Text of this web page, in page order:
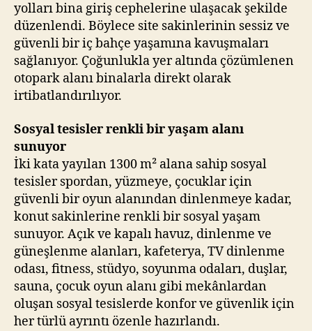
yolları bina giriş cephelerine ulaşacak şekilde
düzenlendi. Böylece site sakinlerinin sessiz ve
güvenli bir iç bahçe yaşamına kavuşmaları
sağlanıyor. Çoğunlukla yer altında çözümlenen
otopark alanı binalarla direkt olarak
irtibatlandırılıyor.
Sosyal tesisler renkli bir yaşam alanı
sunuyor
İki kata yayılan 1300 m² alana sahip sosyal
tesisler spordan, yüzmeye, çocuklar için
güvenli bir oyun alanından dinlenmeye kadar,
konut sakinlerine renkli bir sosyal yaşam
sunuyor. Açık ve kapalı havuz, dinlenme ve
güneşlenme alanları, kafeterya, TV dinlenme
odası, fitness, stüdyo, soyunma odaları, duşlar,
sauna, çocuk oyun alanı gibi mekânlardan
oluşan sosyal tesislerde konfor ve güvenlik için
her türlü ayrıntı özenle hazırlandı.